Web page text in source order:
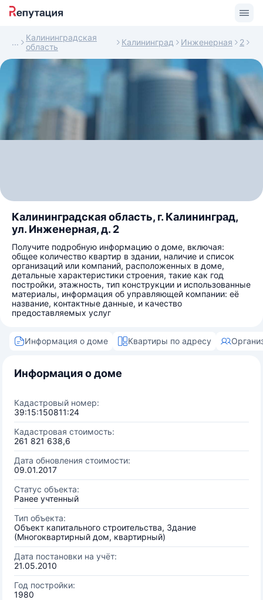
Калининградская
область
Калининград Инженерная 2
Калининградская область, г. Калининград,
ул. Инженерная, д. 2
Получите подробную информацию о доме, включая:
общее количество квартир в здании, наличие и список
организаций или компаний, расположенных в доме,
детальные характеристики строения, такие как год
постройки, этажность, тип конструкции и использованные
материалы, информация об управляющей компании: её
название, контактные данные, и качество
предоставляемых услуг
Информация о доме Квартиры по адресу
Информация о доме
Кадастровый номер:
39:15:150811:24
Кадастровая стоимость:
261 821 638,6
Дата обновления стоимости:
09.01.2017
Статус объекта:
Ранее учтенный
Тип объекта:
Объект капитального строительства, Здание
(Многоквартирный дом, квартирный)
Дата постановки на учёт:
21.05.2010
Год постройки:
1980